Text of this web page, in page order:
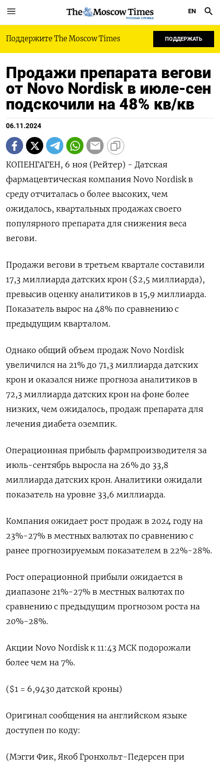
РУССКАЯ СЛУЖБА
EN
Поддержите The Moscow Times ПОДДЕРЖАТЬ
Продажи препарата вегови
от Novo Nordisk в июле-сен
подскочили на 48% кв/кв
06.11.2024
КОПЕНГАГЕН, 6 ноя (Рейтер) - Датская
фармацевтическая компания Novo Nordisk в
среду отчиталась о более высоких, чем
ожидалось, квартальных продажах своего
популярного препарата для снижения веса
вегови.
Продажи вегови в третьем квартале составили
17,3 миллиарда датских крон ($2,5 миллиарда),
превысив оценку аналитиков в 15,9 миллиарда.
Показатель вырос на 48% по сравнению с
предыдущим кварталом.
Однако общий объем продаж Novo Nordisk
увеличился на 21% до 71,3 миллиарда датских
крон и оказался ниже прогноза аналитиков в
72,3 миллиарда датских крон на фоне более
низких, чем ожидалось, продаж препарата для
лечения диабета оземпик.
Операционная прибыль фармпроизводителя за
июль-сентябрь выросла на 26% до 33,8
миллиарда датских крон. Аналитики ожидали
показатель на уровне 33,6 миллиарда.
Компания ожидает рост продаж в 2024 году на
23%-27% в местных валютах по сравнению с
ранее прогнозируемым показателем в 22%-28%.
Рост операционной прибыли ожидается в
диапазоне 21%-27% в местных валютах по
сравнению с предыдущим прогнозом роста на
20%-28%.
Акции Novo Nordisk к 11:43 МСК подорожали
более чем на 7%.
($1 = 6,9430 датской кроны)
Оригинал сообщения на английском языке
доступен по коду:
(Мэгги Фик, Якоб Гронхольт-Педерсен при